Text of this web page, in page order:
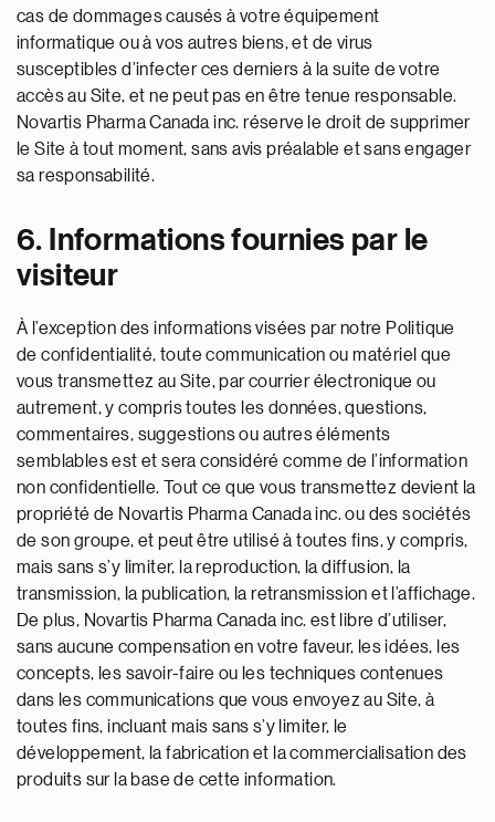
cas de dommages causés à votre équipement
informatique ou à vos autres biens, et de virus
susceptibles d’infecter ces derniers à la suite de votre
accès au Site, et ne peut pas en être tenue responsable.
Novartis Pharma Canada inc. réserve le droit de supprimer
le Site à tout moment, sans avis préalable et sans engager
sa responsabilité.
6. Informations fournies par le
visiteur
À l’exception des informations visées par notre Politique
de confidentialité, toute communication ou matériel que
vous transmettez au Site, par courrier électronique ou
autrement, y compris toutes les données, questions,
commentaires, suggestions ou autres éléments
semblables est et sera considéré comme de l’information
non confidentielle. Tout ce que vous transmettez devient la
propriété de Novartis Pharma Canada inc. ou des sociétés
de son groupe, et peut être utilisé à toutes fins, y compris,
mais sans s’y limiter, la reproduction, la diffusion, la
transmission, la publication, la retransmission et l’affichage.
De plus, Novartis Pharma Canada inc. est libre d’utiliser,
sans aucune compensation en votre faveur, les idées, les
concepts, les savoir-faire ou les techniques contenues
dans les communications que vous envoyez au Site, à
toutes fins, incluant mais sans s’y limiter, le
développement, la fabrication et la commercialisation des
produits sur la base de cette information.